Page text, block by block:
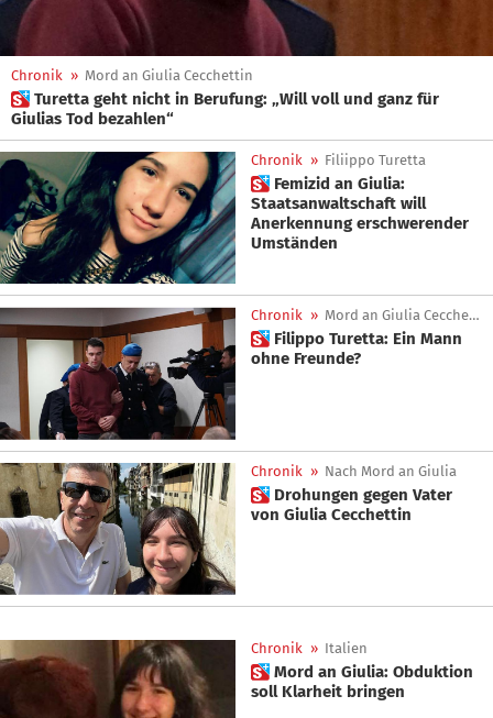
Chronik » Mord an Giulia Cecchettin
 Turetta geht nicht in Berufung: „Will voll und ganz für
Giulias Tod bezahlen“
Chronik » Filiippo Turetta
 Femizid an Giulia:
Staatsanwaltschaft will
Anerkennung erschwerender
Umständen
Chronik » Mord an Giulia Cecchettin
 Filippo Turetta: Ein Mann
ohne Freunde?
Chronik » Nach Mord an Giulia
 Drohungen gegen Vater
von Giulia Cecchettin
Chronik » Italien
 Mord an Giulia: Obduktion
soll Klarheit bringen